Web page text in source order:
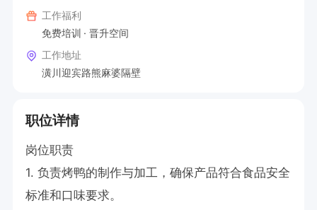
工作福利
免费培训
晋升空间
工作地址
潢川迎宾路熊麻婆隔壁
职位详情
岗位职责
1. 负责烤鸭的制作与加工，确保产品符合食品安全
标准和口味要求。